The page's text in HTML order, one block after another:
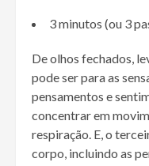
3 minutos (ou 3
De olhos fechados,
pode ser para as
pensamentos e
concentrar em
respiração. E, o
corpo, incluindo as